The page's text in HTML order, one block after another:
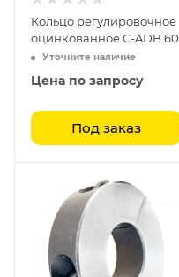
Кольцо регулировочное
оцинкованное C-ADB 60
Уточните наличие
Цена по запросу
Под заказ